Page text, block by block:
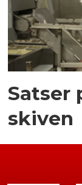
Satser
skiven